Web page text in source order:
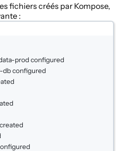
fichiers créés par Kompose,
:
prodconfigured
dbconfigured
created